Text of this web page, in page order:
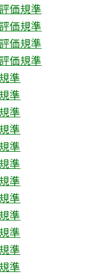
価規準
価規準
価規準
価規準
準
準
準
準
準
準
準
準
準
準
準
準